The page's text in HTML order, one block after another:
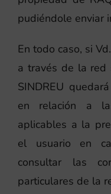
pudiéndole enviar
En todo caso, si
a través de la red
SINDREU
en relación a
aplicables a la
el usuario en
consultar las
particulares de la